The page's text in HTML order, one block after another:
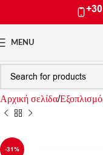
MENU
Αρχική σελίδα
-31%